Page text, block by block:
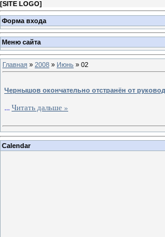
[SITE LOGO]
Форма входа
Меню сайта
Главная » 2008 » Июнь » 02
Чернышов окончательно отстранён от
...Читать дальше »
Calendar